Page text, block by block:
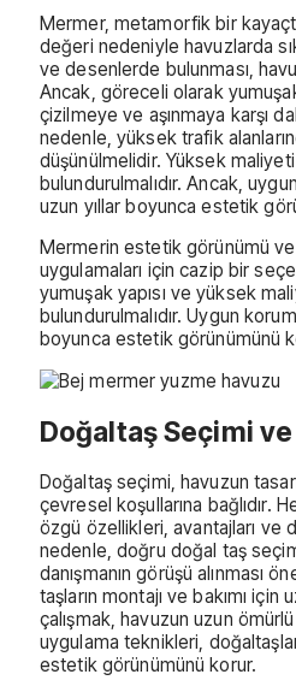
Mermer, metamorfik bir
değeri nedeniyle havuzlarda
ve desenlerde bulunması,
Ancak, göreceli olarak
çizilmeye ve aşınmaya karşı
nedenle, yüksek trafik
düşünülmelidir. Yüksek
bulundurulmalıdır. Ancak,
uzun yıllar boyunca estetik
Mermerin estetik görünümü ve
uygulamaları için cazip bir
yumuşak yapısı ve yüksek
bulundurulmalıdır. Uygun
boyunca estetik görünümünü
Doğaltaş Seçimi ve
Doğaltaş seçimi, havuzun
çevresel koşullarına bağlıdır.
özgü özellikleri, avantajları ve
nedenle, doğru doğal taş
danışmanın görüşü alınması
taşların montajı ve bakımı için
çalışmak, havuzun uzun
uygulama teknikleri,
estetik görünümünü korur.